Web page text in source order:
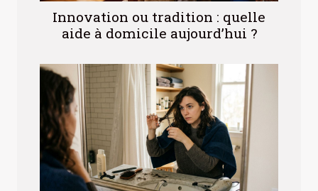
Innovation ou tradition : quelle
aide à domicile aujourd’hui ?